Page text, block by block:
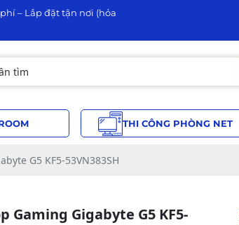
– Lắp đặt tận nơi (hỏa
THI CÔNG PHÒNG NET
G5 KF5-53VN383SH
Gaming Gigabyte G5 KF5-